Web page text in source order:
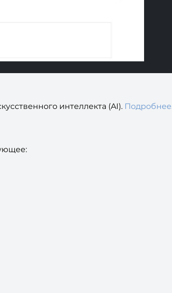
интеллекта (AI).